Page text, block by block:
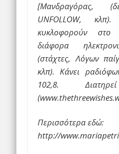
[Μανδραγόρας,
UNFOLLOW,
κυκλοφορούν στο
διάφορα
(στάχτες, Λόγων
κλπ).Κάνει
102,8.
Περισσότερα εδώ:
http://